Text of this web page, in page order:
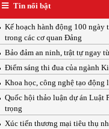
Tin nổi bật
Kế hoạch hành động 100 ngày
trong các cơ quan Đảng
Bảo đảm an ninh, trật tự ngay
Điểm sáng thi đua của ngành
Khoa học, công nghệ tạo động
Quốc hội thảo luận dự án Luật
trọng
Xúc tiến thương mại tiêu thụ